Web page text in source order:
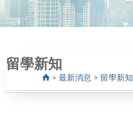
留學新知
> 最新消息 > 留學新知